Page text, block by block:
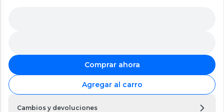
Comprar ahora
Agregar al carro
Cambios y devoluciones